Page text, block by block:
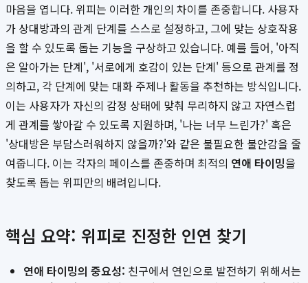
마음을 엽니다. 위피는 이러한 개인의 차이를 존중합니다. 사용자
가 상대방과의 관계 단계를 스스로 설정하고, 그에 맞는 상호작용
을 할 수 있도록 돕는 기능을 구상하고 있습니다. 예를 들어, '아직
은 알아가는 단계', '서로에게 호감이 있는 단계' 등으로 관계를 정
의하고, 각 단계에 맞는 대화 주제나 활동을 추천하는 방식입니다.
이는 사용자가 자신의 감정 상태에 맞춰 무리하지 않고 자연스럽
게 관계를 쌓아갈 수 있도록 지원하며, '나는 너무 느린가?' 혹은
'상대방은 부담스러워하지 않을까?'와 같은 불필요한 불안감을 줄
여줍니다. 이는 각자의 페이스를 존중하며 최적의 연애 타이밍을
찾도록 돕는 위피만의 배려입니다.
핵심 요약: 위피로 진정한 인연 찾기
연애 타이밍의 중요성: 친구에서 연인으로 발전하기 위해서는